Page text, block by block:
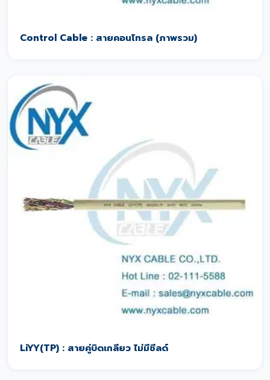
Control Cable : สายคอนโทรล (ภาพรวม)
LiYY(TP) : สายคู่บิดเกลียว ไม่มีชีลด์